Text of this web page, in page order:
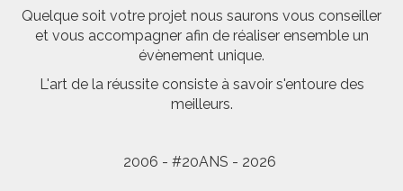
Quelque soit votre projet nous saurons vous conseiller
et vous accompagner afin de réaliser ensemble un
évènement unique.
L'art de la réussite consiste à savoir s'entoure des
meilleurs.
2006 - #20ANS - 2026